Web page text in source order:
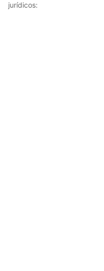
jurídicos: